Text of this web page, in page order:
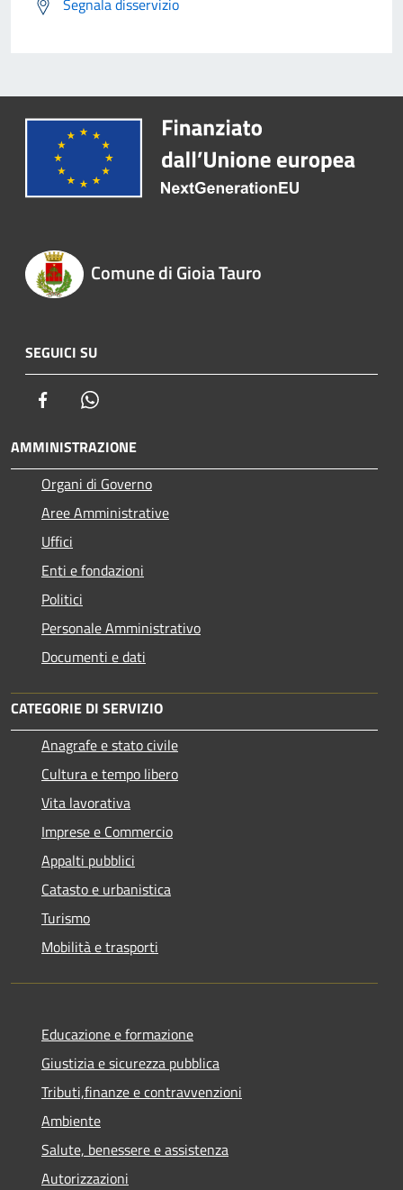
Segnala disservizio
Comune di Gioia Tauro
SEGUICI SU
Facebook
AMMINISTRAZIONE
Organi di Governo
Aree Amministrative
Uffici
Enti e fondazioni
Politici
Personale Amministrativo
Documenti e dati
CATEGORIE DI SERVIZIO
Anagrafe e stato civile
Cultura e tempo libero
Vita lavorativa
Imprese e Commercio
Appalti pubblici
Catasto e urbanistica
Turismo
Mobilità e trasporti
Educazione e formazione
Giustizia e sicurezza pubblica
Tributi,finanze e contravvenzioni
Ambiente
Salute, benessere e assistenza
Autorizzazioni